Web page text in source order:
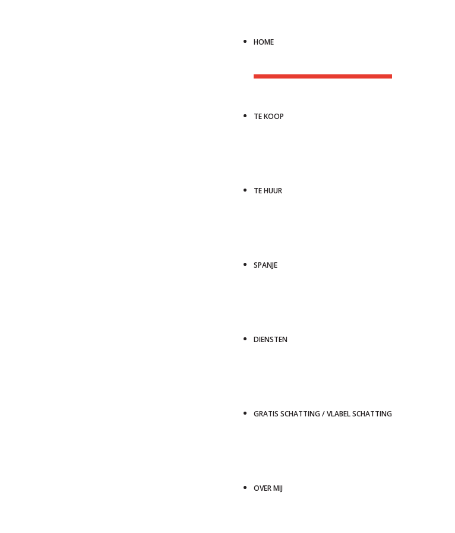
HOME
TE KOOP
TE HUUR
SPANJE
DIENSTEN
GRATIS SCHATTING / VLABEL SCHATTING
OVER MIJ